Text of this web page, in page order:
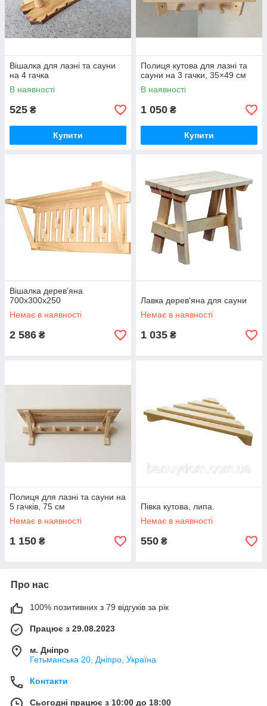
Вішалка для лазні та сауни
на 4 гачка
В наявності
525 ₴
Купити
Полиця кутова для лазні та
сауни на 3 гачки, 35×49 см
В наявності
1 050 ₴
Купити
Вішалка дерев’яна
700х300х250
Немає в наявності
2 586 ₴
Лавка дерев'яна для сауни
Немає в наявності
1 035 ₴
Полиця для лазні та сауни на
5 гачків, 75 см
Немає в наявності
1 150 ₴
Півка кутова, липа.
Немає в наявності
550 ₴
Про нас
100% позитивних з 79 відгуків за рік
Працює з 29.08.2023
м. Дніпро
Гетьманська 20, Дніпро, Україна
Контакти
Сьогодні працює з 10:00 до 18:00